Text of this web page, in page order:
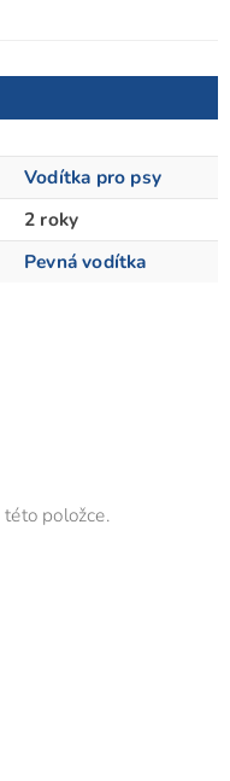
Vodítka pro psy
2 roky
Pevná vodítka
položce.